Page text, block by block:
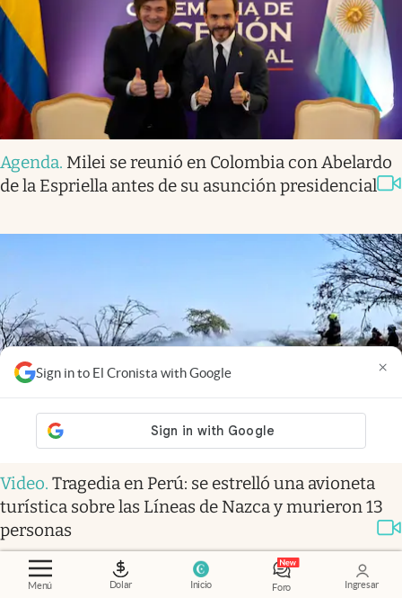
Menú Dolar Inicio Foro Ingresar
Sign in to El Cronista with Google ×
Agenda. Milei se reunió en Colombia con Abelardo
de la Espriella antes de su asunción presidencial
Video. Tragedia en Perú: se estrelló una avioneta
turística sobre las Líneas de Nazca y murieron 13
personas